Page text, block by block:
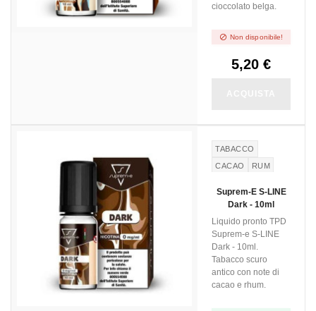
cioccolato belga.
 Non disponibile!
5,20 €
TABACCO
CACAO
RUM
Suprem-E S-LINE
Dark - 10ml
Liquido pronto TPD
Suprem-e S-LINE
Dark - 10ml.
Tabacco scuro
antico con note di
cacao e rhum.